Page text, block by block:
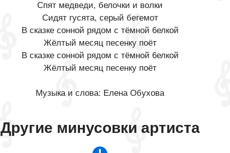
Спят медведи, белочки и волки
Сидят гусята, серый бегемот
В сказке сонной рядом с тёмной 6елкой
Жёлтый месяц песенку поёт
В сказке сонной рядом с тёмной 6елкой
Жёлтый месяц песенку поёт
Музыка и слова: Елена Обухова
Другие минусовки артиста